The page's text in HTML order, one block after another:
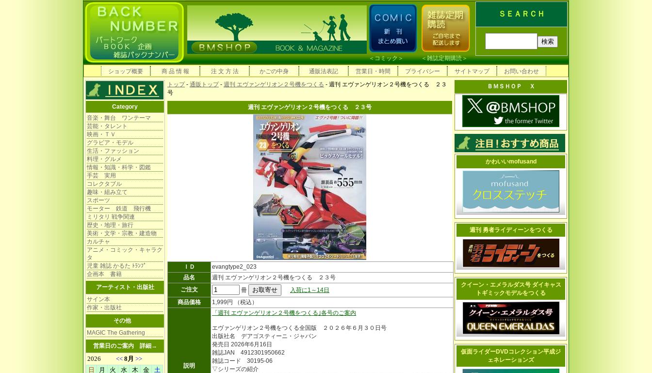
ＳＥＡＲＣＨ
＜コミック＞ ＜雑誌定期購読＞
ショップ概要
商 品 情 報 注 文 方 法 かごの中身 通販法表記 営業日・時間 プライバシー サイトマップ お問い合わせ
Category
音楽・舞台 ワンテーマ
芸能・タレント
映画・ＴＶ
グラビア・モデル
生活・ファッション
料理・グルメ
情報・知識・科学・図鑑
手芸 実用
コレクタブル
趣味・組み立て
スポーツ
モーター 鉄道 飛行機
ミリタリ 戦争関連
歴史・地理・旅行
美術・文学・宗教・建造物
カルチャ
アニメ・コミック・キャラク
タ
児童 雑誌 かるた ﾄﾗﾝﾌﾟ
企画本 書籍
アーティスト・出版社
サイン本
作家・出版社
その他
MAGIC The Gathering
営業日のご案内 詳細→
トップ- 通販トップ- 週刊 エヴァンゲリオン２号機をつくる - 週刊 エヴァンゲリオン２号機をつくる ２３
号
週刊 エヴァンゲリオン２号機をつくる ２３号
ＩＤ
evangtype2_023
品名
週刊 エヴァンゲリオン２号機をつくる ２３号
ご注文
冊
入荷に1～14日
商品価格
1,999円 （税込）
説明
「週刊 エヴァンゲリオン２号機をつくる｣各号のご案内
エヴァンゲリオン２号機をつくる全国版 ２０２６年６月３０日号
出版社名 デアゴスティーニ・ジャパン
発売日 2026年6月16日
雑誌JAN 4912301950662
雑誌コード 30195-06
▽シリーズの紹介
ＢＭＳＨＯＰ Ｘ
かわいいmofusand
週刊 勇者ライディーンをつくる
クイーン・エメラルダス号 ダイキャス
トギミックモデルをつくる
仮面ライダーDVDコレクション平成ジ
ェネレーションズ